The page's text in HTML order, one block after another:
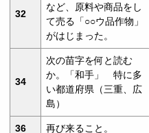
32
など、原料や商品をし
て売る「○○ウ品作物」
がはじまった。
34
次の苗字を何と読む
か。「和手」 特に多
い都道府県（三重、広
島）
36 再び来ること。